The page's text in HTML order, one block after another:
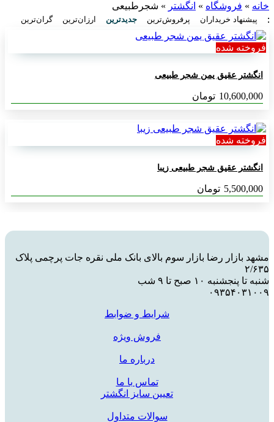
خانه » فروشگاه » انگشتر » شجرطبیعی
پیشنهاد خریداران پرفروش‌ترین جدیدترین ارزان‌ترین گران‌ترین
فروخته شده
انگشتر عقیق یمن شجر طبیعی
10,600,000 تومان
فروخته شده
انگشتر عقیق شجر طبیعی زیبا
5,500,000 تومان
مشهد بازار رضا بازار سوم بالای بانک ملی نقره جات پرچمی پلاک
۲/۶۳۵
شنبه تا پنجشنبه ۱۰ صبح تا ۹ شب
۰۹۳۵۴۰۳۱۰۰۹
شرایط و ضوابط
فروش ویژه
درباره ما
تماس با ما
تعیین سایز انگشتر
سوالات متداول